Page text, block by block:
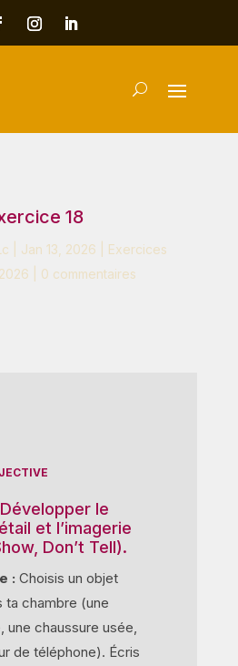
18
Jan 13, 2026
Exercices
0 commentaires
Développer le
et l’imagerie
Don’t Tell).
: Choisis un objet
ta chambre (une
une chaussure usée,
de téléphone). Écris